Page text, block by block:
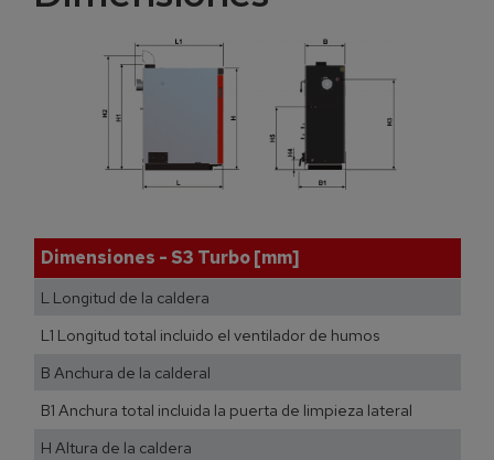
Dimensiones - S3 Turbo [mm]
L Longitud de la caldera
L1 Longitud total incluido el ventilador de humos
B Anchura de la calderal
B1 Anchura total incluida la puerta de limpieza lateral
H Altura de la caldera